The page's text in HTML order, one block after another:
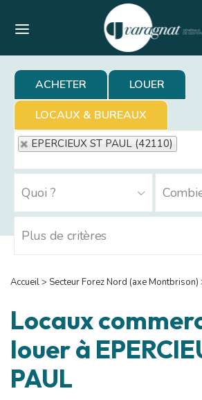
ACHETER
LOUER
LOCAUX & BUREAUX
EPERCIEUX ST PAUL (42110)
Accueil> Secteur Forez Nord (axe Montbrison)
Locaux
louer à
PAUL